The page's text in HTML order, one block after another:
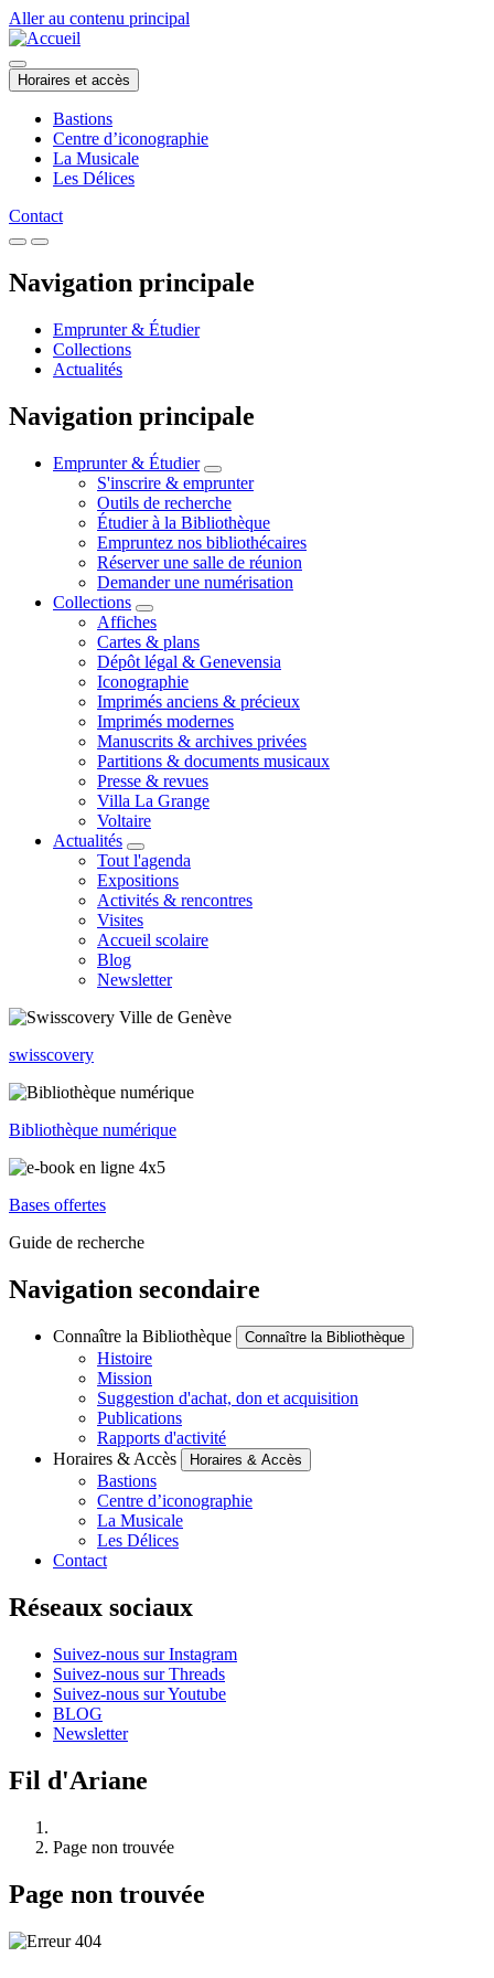
Aller au contenu principal
Horaires et accès
Bastions
Centre d’iconographie
La Musicale
Les Délices
Contact
Navigation principale
Emprunter & Étudier
Collections
Actualités
Navigation principale
Emprunter & Étudier
S'inscrire & emprunter
Outils de recherche
Étudier à la Bibliothèque
Empruntez nos bibliothécaires
Réserver une salle de réunion
Demander une numérisation
Collections
Affiches
Cartes & plans
Dépôt légal & Genevensia
Iconographie
Imprimés anciens & précieux
Imprimés modernes
Manuscrits & archives privées
Partitions & documents musicaux
Presse & revues
Villa La Grange
Voltaire
Actualités
Tout l'agenda
Expositions
Activités & rencontres
Visites
Accueil scolaire
Blog
Newsletter
swisscovery
Bibliothèque numérique
Bases offertes
Guide de recherche
Navigation secondaire
Connaître la Bibliothèque Connaître la Bibliothèque
Histoire
Mission
Suggestion d'achat, don et acquisition
Publications
Rapports d'activité
Horaires & Accès
Horaires & Accès
Bastions
Centre d’iconographie
La Musicale
Les Délices
Contact
Réseaux sociaux
Suivez-nous sur Instagram
Suivez-nous sur Threads
Suivez-nous sur Youtube
BLOG
Newsletter
Fil d'Ariane
Page non trouvée
Page non trouvée